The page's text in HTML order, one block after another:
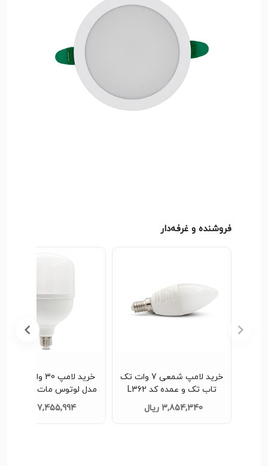
به دنبال محصول دلخواه خود در دسته‌بندی‌های فروشگاه
هستید، به راحتی و با چند کلیک می‌توانید اقدام به خرید
آسان و مطمئن با تحویل فوری نمایید.
فروشنده و غرفه‌دار
خرید لامپ 30 وات تک تاب
مدل لوتوس مات تک و عمده
کد L308
7,455,994 ریال
تاب مدل لوتوس شفاف
عمده کد L376
6,188,860 ریال